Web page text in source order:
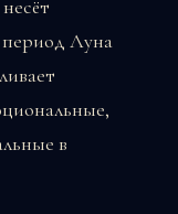
несёт
период Луна
в